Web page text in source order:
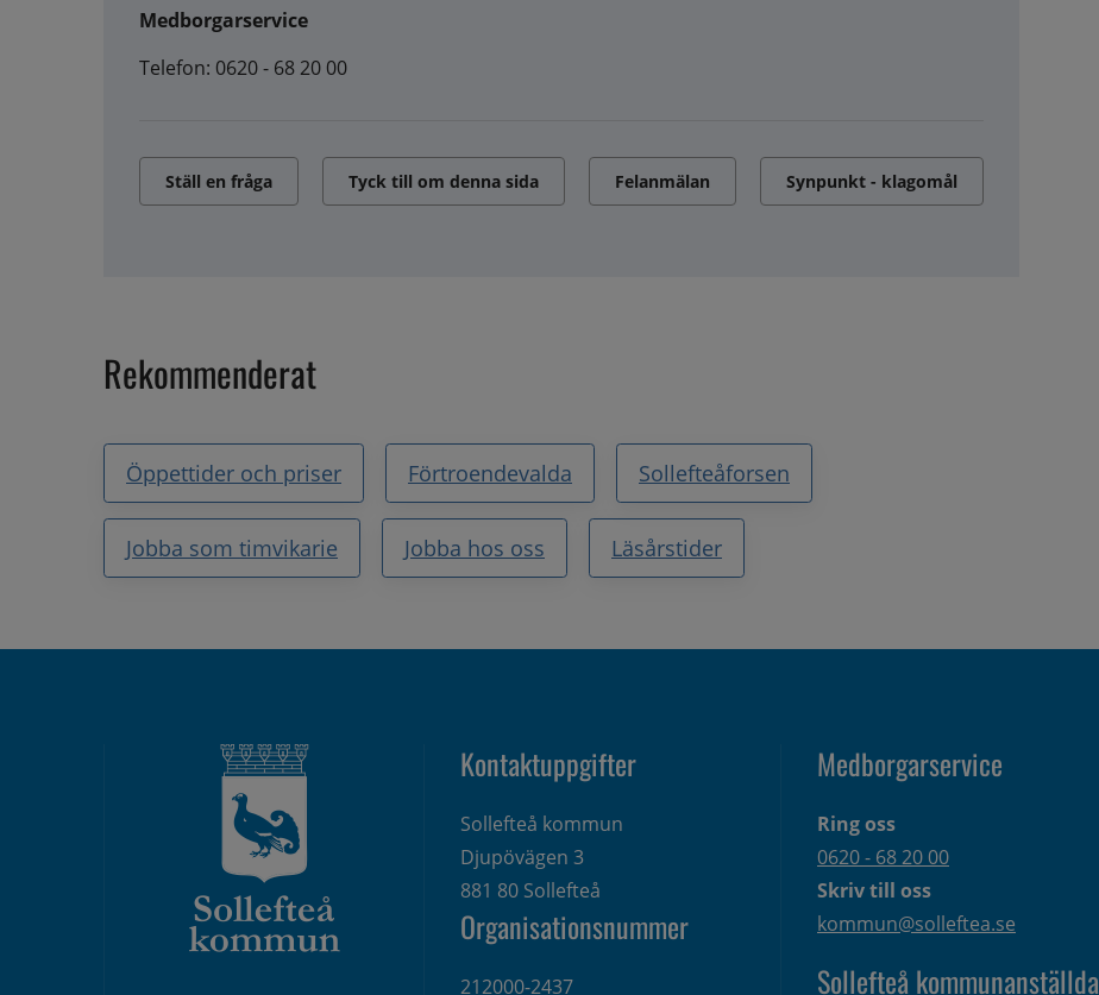
Medborgarservice
Telefon: 0620 - 68 20 00
Ställ en fråga Tyck till om denna sida Felanmälan Synpunkt - klagomål
Rekommenderat
Öppettider och priser Förtroendevalda Sollefteåforsen
Jobba som timvikarie Jobba hos oss Läsårstider
Kontaktuppgifter
Sollefteå kommun
Djupövägen 3
881 80 Sollefteå
Organisationsnummer
212000-2437
Medborgarservice
Ring oss
0620 - 68 20 00
Skriv till oss
kommun@solleftea.se
Sollefteå kommunanställda